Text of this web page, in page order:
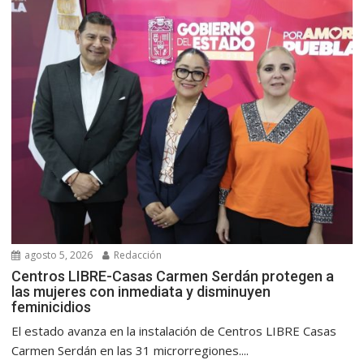
agosto 5, 2026 Redacción
Centros LIBRE-Casas Carmen Serdán protegen a
las mujeres con inmediata y disminuyen
feminicidios
El estado avanza en la instalación de Centros LIBRE Casas
Carmen Serdán en las 31 microrregiones....